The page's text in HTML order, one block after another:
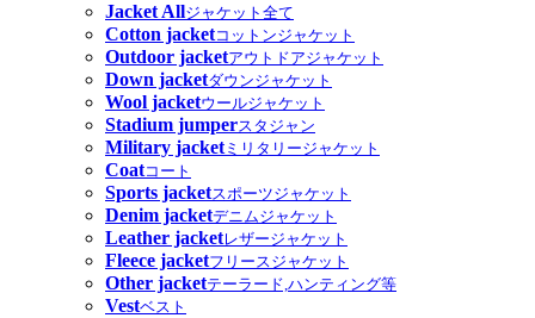
Jacket Allジャケット全て
Cotton jacketコットンジャケット
Outdoor jacketアウトドアジャケット
Down jacketダウンジャケット
Wool jacketウールジャケット
Stadium jumperスタジャン
Military jacketミリタリージャケット
Coatコート
Sports jacketスポーツジャケット
Denim jacketデニムジャケット
Leather jacketレザージャケット
Fleece jacketフリースジャケット
Other jacketテーラード,ハンティング等
Vestベスト